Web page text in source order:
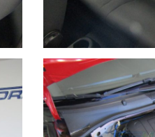
contenere errori o